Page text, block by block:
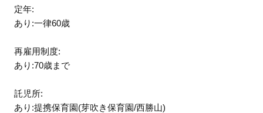
定年:
あり:一律60歳
再雇用制度:
あり:70歳まで
託児所:
あり:提携保育園(芽吹き保育園/西勝山)